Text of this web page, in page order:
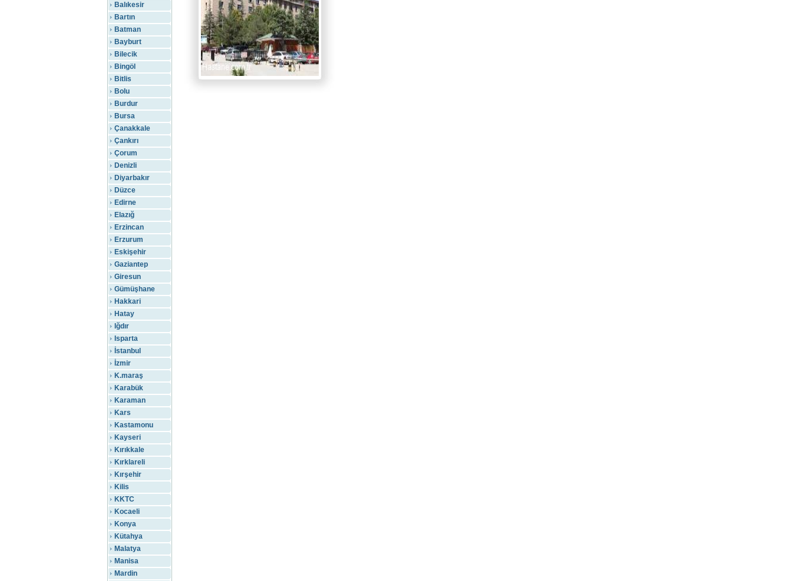
Balıkesir
Bartın
Batman
Bayburt
Bilecik
Bingöl
Bitlis
Bolu
Burdur
Bursa
Çanakkale
Çankırı
Çorum
Denizli
Diyarbakır
Düzce
Edirne
Elazığ
Erzincan
Erzurum
Eskişehir
Gaziantep
Giresun
Gümüşhane
Hakkari
Hatay
Iğdır
Isparta
İstanbul
İzmir
K.maraş
Karabük
Karaman
Kars
Kastamonu
Kayseri
Kırıkkale
Kırklareli
Kırşehir
Kilis
KKTC
Kocaeli
Konya
Kütahya
Malatya
Manisa
Mardin